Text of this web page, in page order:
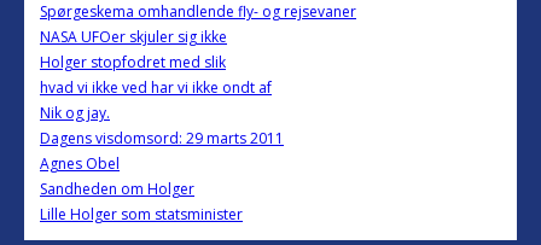
Spørgeskema omhandlende fly- og rejsevaner
NASA UFOer skjuler sig ikke
Holger stopfodret med slik
hvad vi ikke ved har vi ikke ondt af
Nik og jay.
Dagens visdomsord: 29 marts 2011
Agnes Obel
Sandheden om Holger
Lille Holger som statsminister